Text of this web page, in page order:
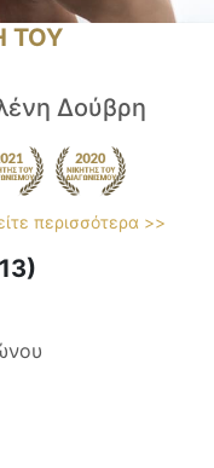
ΤΟΥ
Δούβρη
περισσότερα >>